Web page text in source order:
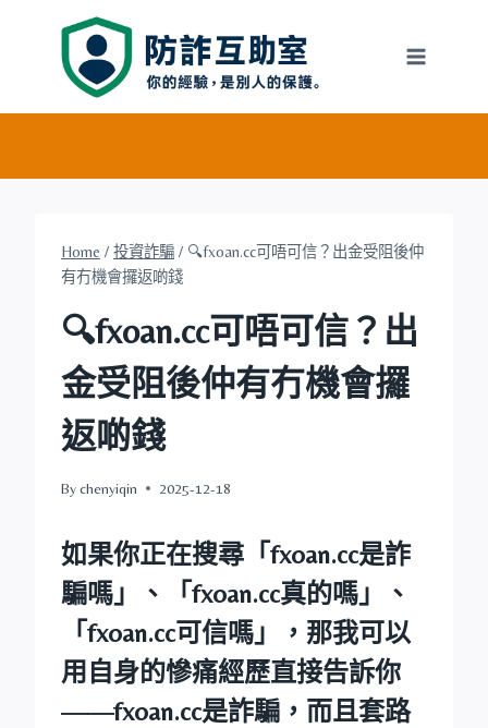
Home / 投資詐騙 / 🔍fxoan.cc可唔可信？出金受阻後仲
有冇機會攞返啲錢
🔍fxoan.cc可唔可信？出
金受阻後仲有冇機會攞
返啲錢
Bychenyiqin 2025-12-18
如果你正在搜尋 「fxoan.cc是詐
騙嗎」
、 「fxoan.cc真的嗎」
、
「fxoan.cc可信嗎」
，那我可以
用自身的慘痛經歷直接告訴你
——fxoan.cc是詐騙，而且套路